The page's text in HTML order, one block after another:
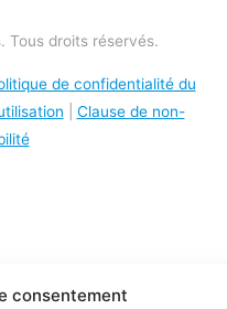
consentement
Tous droits réservés.
de confidentialité du
Clause de non-